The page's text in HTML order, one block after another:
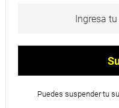
Puedes suspender tu